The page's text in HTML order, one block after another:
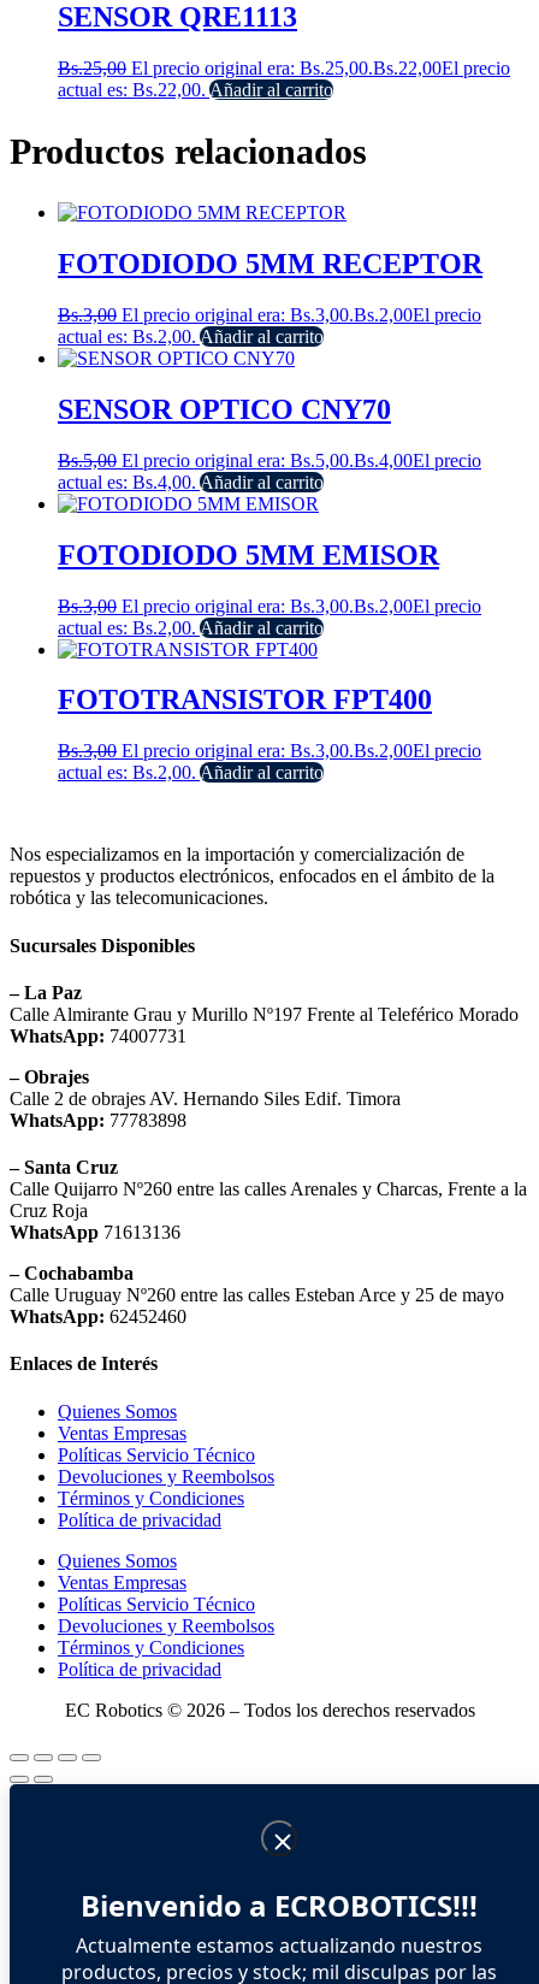
SENSOR QRE1113
Bs.25,00 El precio original era: Bs.25,00.Bs.22,00El precio
actual es: Bs.22,00. Añadir al carrito
Productos relacionados
FOTODIODO 5MM RECEPTOR
Bs.3,00 El precio original era: Bs.3,00.Bs.2,00El precio
actual es: Bs.2,00. Añadir al carrito
SENSOR OPTICO CNY70
Bs.5,00 El precio original era: Bs.5,00.Bs.4,00El precio
actual es: Bs.4,00. Añadir al carrito
FOTODIODO 5MM EMISOR
Bs.3,00 El precio original era: Bs.3,00.Bs.2,00El precio
actual es: Bs.2,00. Añadir al carrito
FOTOTRANSISTOR FPT400
Bs.3,00 El precio original era: Bs.3,00.Bs.2,00El precio
actual es: Bs.2,00. Añadir al carrito
Nos especializamos en la importación y comercialización de
repuestos y productos electrónicos, enfocados en el ámbito de la
robótica y las telecomunicaciones.
Sucursales Disponibles
– La Paz
Calle Almirante Grau y Murillo Nº197 Frente al Teleférico Morado
WhatsApp: 74007731
– Obrajes
Calle 2 de obrajes AV. Hernando Siles Edif. Timora
WhatsApp: 77783898
– Santa Cruz
Calle Quijarro Nº260 entre las calles Arenales y Charcas, Frente a la
Cruz Roja
WhatsApp 71613136
– Cochabamba
Calle Uruguay Nº260 entre las calles Esteban Arce y 25 de mayo
WhatsApp: 62452460
Enlaces de Interés
Quienes Somos
Ventas Empresas
Políticas Servicio Técnico
Devoluciones y Reembolsos
Términos y Condiciones
Política de privacidad
Quienes Somos
Ventas Empresas
Políticas Servicio Técnico
Devoluciones y Reembolsos
Términos y Condiciones
Política de privacidad
EC Robotics © 2026 – Todos los derechos reservados
Bienvenido a ECROBOTICS!!!
Actualmente estamos actualizando nuestros
productos, precios y stock; mil disculpas por las